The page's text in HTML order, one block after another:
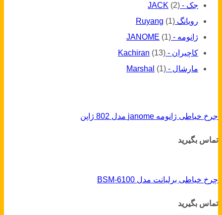
جک - JACK (2)
رویانگ Ruyang (1)
ژانومه - JANOME (1)
کاچیران - Kachiran (13)
مارشال - Marshal (1)
جرخ خیاطی ژانومه janome مدل 802 ژاپن
تماس بگیرید
چرخ خیاطی برلیانت مدل BSM-6100
تماس بگیرید